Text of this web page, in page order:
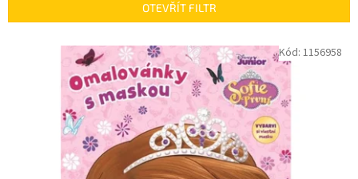
í
OTEVŘÍT FILTR
Kód: 1156958